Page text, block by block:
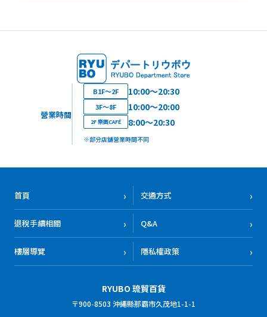
營業時間
B1F～2F 10:00～20:30
3F～8F 10:00～20:00
2F 樂園CAFÉ 8:00～20:30
※部分店舖營業時間不同
首頁 交通方式
退稅手續相關 Q&A
樓層導覽 隱私權政策
RYUBO 琉貿百貨
〒900-8503 沖繩縣那霸市久茂地1-1-1